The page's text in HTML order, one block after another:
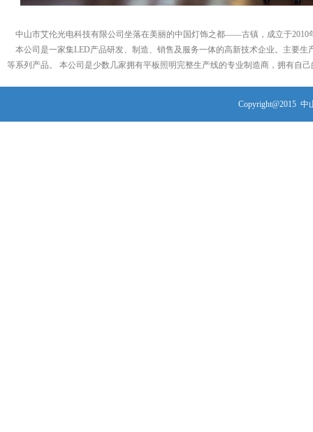
中山市艾伦光电科技有限公司坐落在美丽的中国灯饰之都——古镇，成立于2010
本公司是一家集LED产品研发、制造、销售及服务一体的高新技术企业。主要
等系列产品。 本公司是少数几家拥有平板照明完整生产线的专业制造商，拥有自
Copyright@2015